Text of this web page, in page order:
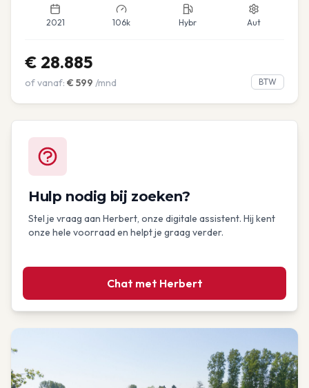
2021 106k Hybr Aut
€ 28.885
of vanaf: € 599 /mnd BTW
Hulp nodig bij zoeken?
Stel je vraag aan Herbert, onze digitale assistent. Hij kent
onze hele voorraad en helpt je graag verder.
Chat met Herbert